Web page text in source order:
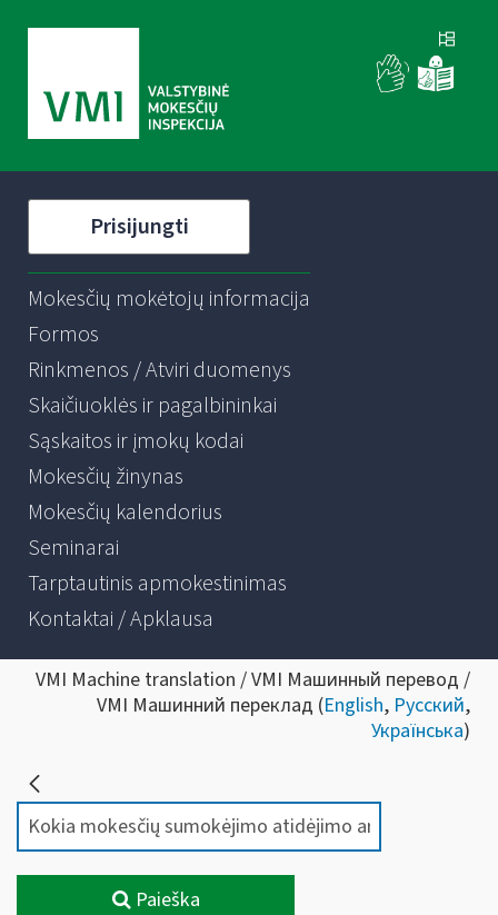
Prisijungti
Mokesčių mokėtojų informacija
Formos
Rinkmenos / Atviri duomenys
Skaičiuoklės ir pagalbininkai
Sąskaitos ir įmokų kodai
Mokesčių žinynas
Mokesčių kalendorius
Seminarai
Tarptautinis apmokestinimas
Kontaktai / Apklausa
VMI Machine translation / VMI Машинный перевод /
VMI Машинний переклад (English, Русский,
Українська)
Paieška